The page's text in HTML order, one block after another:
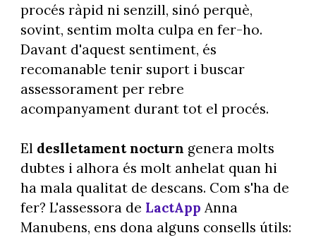
procés ràpid ni senzill, sinó perquè,
sovint, sentim molta culpa en fer-ho.
Davant d'aquest sentiment, és
recomanable tenir suport i buscar
assessorament per rebre
acompanyament durant tot el procés.
El deslletament nocturn genera molts
dubtes i alhora és molt anhelat quan hi
ha mala qualitat de descans. Com s'ha de
fer? L'assessora de LactApp Anna
Manubens, ens dona alguns consells útils: